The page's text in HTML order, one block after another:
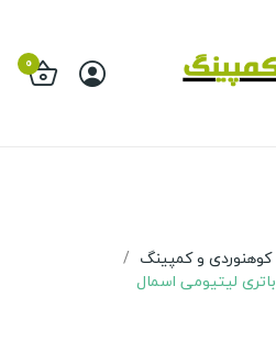
0
کوهنوردی و کمپینگ
باتری لیتیومی اسمال